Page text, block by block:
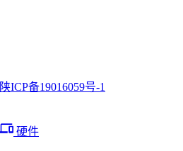
陕ICP备19016059号-1
硬件